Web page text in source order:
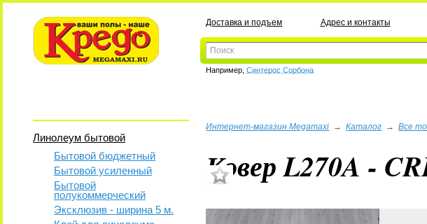
Доставка и подъем Адрес и контакты
Например,Синтерос Сорбона
Линолеум бытовой
Бытовой бюджетный
Бытовой усиленный
Бытовой
полукоммерческий
Эксклюзив - ширина 5 м.
Интернет-магазин Megamaxi →Каталог →Все
Ковер L270A -